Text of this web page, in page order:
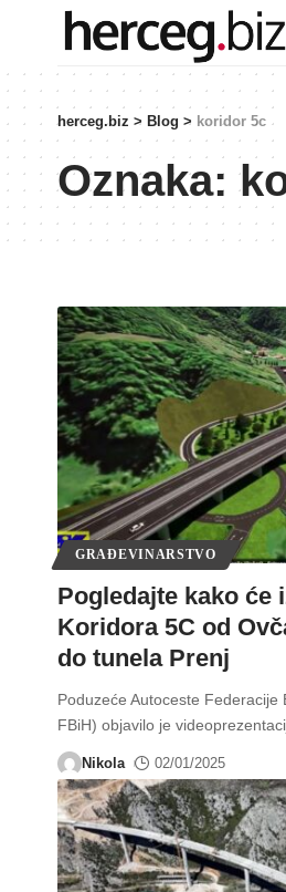
herceg.biz > Blog > koridor 5c
Oznaka:
GRAĐEVINARSTVO
Pogledajte kako će
Koridora 5C od
do tunela Prenj
Poduzeće Autoceste Federacije
FBiH) objavilo je
Nikola 02/01/2025